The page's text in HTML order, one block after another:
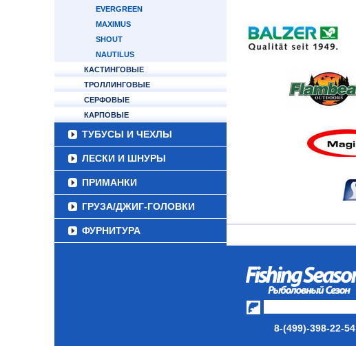
EVERGREEN
MAXIMUS
SHOUT
NAUTILUS
КАСТИНГОВЫЕ
ТРОЛЛИНГОВЫЕ
СЕРФОВЫЕ
КАРПОВЫЕ
ТУБУСЫ И ЧЕХЛЫ
ЛЕСКИ И ШНУРЫ
ПРИМАНКИ
ГРУЗА/ДЖИГ-ГОЛОВКИ
ФУРНИТУРА
8-(499)-398-22-54